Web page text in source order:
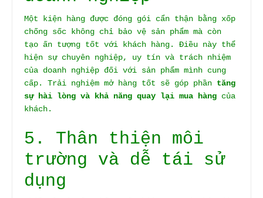
Một kiện hàng được đóng gói cẩn thận bằng xốp
chống sốc không chỉ bảo vệ sản phẩm mà còn
tạo ấn tượng tốt với khách hàng. Điều này thể
hiện sự chuyên nghiệp, uy tín và trách nhiệm
của doanh nghiệp đối với sản phẩm mình cung
cấp. Trải nghiệm mở hàng tốt sẽ góp phần tăng
sự hài lòng và khả năng quay lại mua hàng của
khách.
5. Thân thiện môi
trường và dễ tái sử
dụng